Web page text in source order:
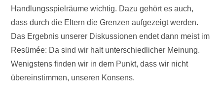
Handlungsspielräume wichtig. Dazu gehört es auch,
dass durch die Eltern die Grenzen aufgezeigt werden.
Das Ergebnis unserer Diskussionen endet dann meist im
Resümée: Da sind wir halt unterschiedlicher Meinung.
Wenigstens finden wir in dem Punkt, dass wir nicht
übereinstimmen, unseren Konsens.